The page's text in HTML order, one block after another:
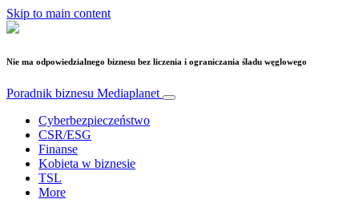
Skip to main content
Nie ma odpowiedzialnego biznesu bez liczenia i ograniczania śladu węglowego
Poradnik biznesu Mediaplanet
Cyberbezpieczeństwo
CSR/ESG
Finanse
Kobieta w biznesie
TSL
More